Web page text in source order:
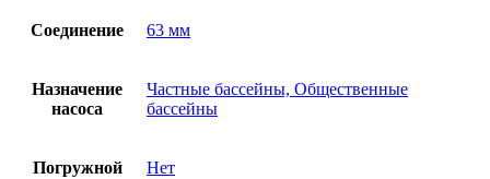
Соединение 63 мм
Назначение
насоса
Частные бассейны, Общественные
бассейны
Погружной Нет